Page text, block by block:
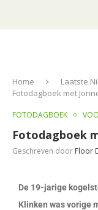
Home Laatste
Fotodagboek met
FOTODAGBOEK
Fotodagboek
Geschreven door Floor
De 19-jarige
Klinken was vorige